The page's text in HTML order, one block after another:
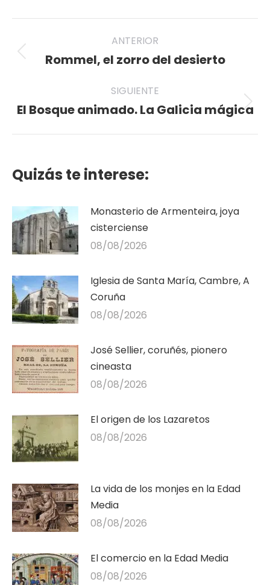
TwitterPinterestFacebookLinkedInWhatsApp
Navegación
entre
publicaciones
ANTERIOR
Publicación
Rommel, el zorro del desierto
SIGUIENTE
Publicación
El Bosque animado. La Galicia mágica
Quizás te interese:
Monasterio de Armenteira, joya
cisterciense
08/08/2026
Iglesia de Santa María, Cambre, A
Coruña
08/08/2026
José Sellier, coruñés, pionero
cineasta
08/08/2026
El origen de los Lazaretos
08/08/2026
La vida de los monjes en la Edad
Media
08/08/2026
El comercio en la Edad Media
08/08/2026